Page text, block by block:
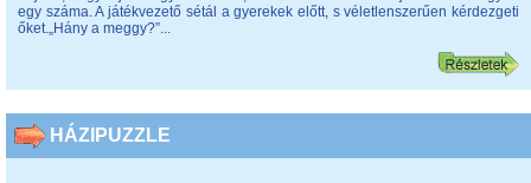
egy száma. A játékvezető sétál a gyerekek előtt, s véletlenszerűen kérdezgeti
őket.„Hány a meggy?”...
HÁZIPUZZLE